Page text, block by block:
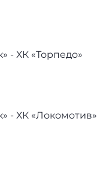
- ХК «Торпедо»
- ХК «Локомотив»